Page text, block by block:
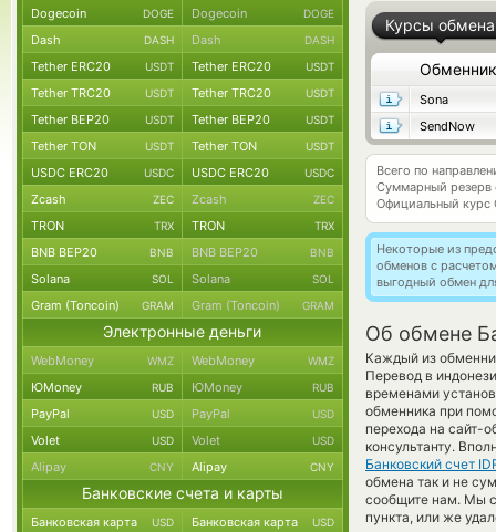
Курсы обмена
Обменник
Sona
SendNow
Всего по
Суммарный резерв
Официальный курс
Некоторые из
обменов с
выгодный обмен
Об обмене
Каждый из
Перевод в
временами
обменника при
перехода на сайт-
консультанту.
Банковский счет
обмена так и не
сообщите нам. Мы
пункта, или же
Dogecoin DOGE Dogecoin DOGE
Dash DASH Dash DASH
Tether ERC20 USDT Tether ERC20 USDT
Tether TRC20 USDT Tether TRC20 USDT
Tether BEP20 USDT Tether BEP20 USDT
Tether TON USDT Tether TON USDT
USDC ERC20 USDC USDC ERC20 USDC
Zcash ZEC Zcash ZEC
TRON TRX TRON TRX
BNB BEP20 BNB BNB BEP20 BNB
Solana SOL Solana SOL
Gram (Toncoin) GRAM Gram (Toncoin) GRAM
Электронные деньги
WebMoney WMZ WebMoney WMZ
ЮMoney RUB ЮMoney RUB
PayPal USD PayPal USD
Volet USD Volet USD
Alipay CNY Alipay CNY
Банковские счета и карты
Банковская карта USD Банковская карта USD